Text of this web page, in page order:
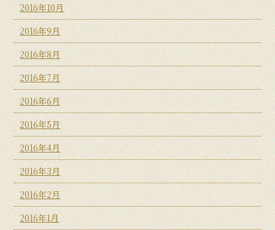
2016年10月
2016年9月
2016年8月
2016年7月
2016年6月
2016年5月
2016年4月
2016年3月
2016年2月
2016年1月